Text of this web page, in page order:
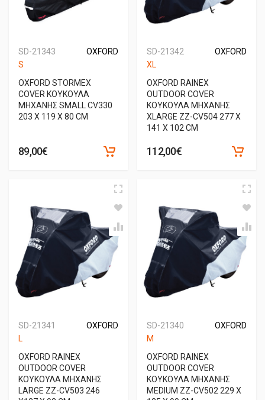
SD-21343
OXFORD
S
OXFORD STORMEX
COVER ΚΟΥΚΟΥΛΑ
ΜΗΧΑΝΗΣ SMALL CV330
203 X 119 X 80 CM
89,00€
SD-21342
OXFORD
XL
OXFORD RAINEX
OUTDOOR COVER
ΚΟΥΚΟΥΛΑ ΜΗΧΑΝΗΣ
XLARGE ΖΖ-CV504 277 X
141 X 102 CM
112,00€
SD-21341
OXFORD
L
OXFORD RAINEX
OUTDOOR COVER
ΚΟΥΚΟΥΛΑ ΜΗΧΑΝΗΣ
LARGE ΖΖ-CV503 246
SD-21340
OXFORD
M
OXFORD RAINEX
OUTDOOR COVER
ΚΟΥΚΟΥΛΑ ΜΗΧΑΝΗΣ
MEDIUM ΖΖ-CV502 229 X